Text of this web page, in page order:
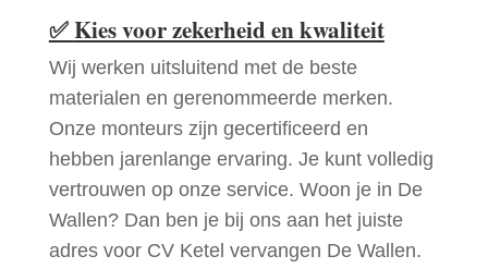
✅Kies voor zekerheid en kwaliteit
Wij werken uitsluitend met de beste
materialen en gerenommeerde merken.
Onze monteurs zijn gecertificeerd en
hebben jarenlange ervaring. Je kunt volledig
vertrouwen op onze service. Woon je in De
Wallen? Dan ben je bij ons aan het juiste
adres voor CV Ketel vervangen De Wallen.